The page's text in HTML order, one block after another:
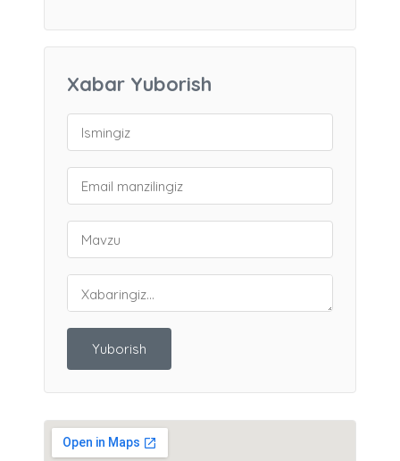
Xabar Yuborish
Yuborish